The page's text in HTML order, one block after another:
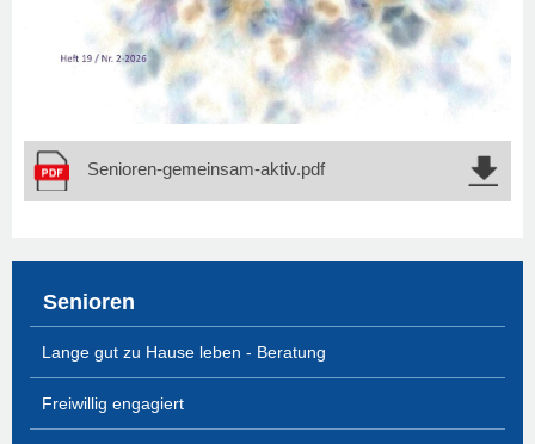
Senioren-gemeinsam-aktiv.pdf
Senioren
Lange gut zu Hause leben - Beratung
Freiwillig engagiert